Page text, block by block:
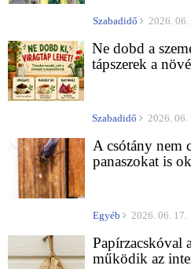
Szabadidő 2026. 06.
Ne dobd a
tápszerek a
Szabadidő 2026. 06.
A csótány nem
panaszokat is
Egyéb 2026. 06. 17.
Papírzacskóval
működik az